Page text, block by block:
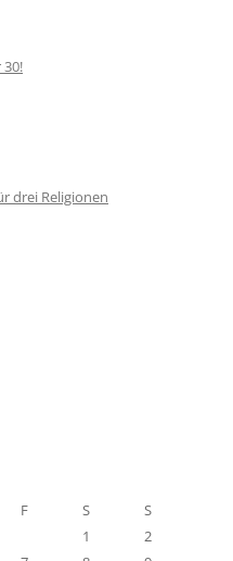
30!
drei Religionen
F S
S
1
2